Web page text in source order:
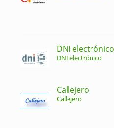
DNI electrónico
DNI electrónico
Callejero
Callejero